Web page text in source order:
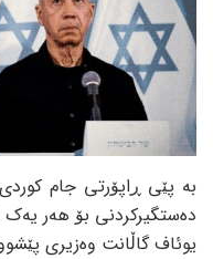
بە پێی ڕاپۆرتی جام
دەستگیرکردنی بۆ هەر یەک
یوئاف گاڵانت وەزیری